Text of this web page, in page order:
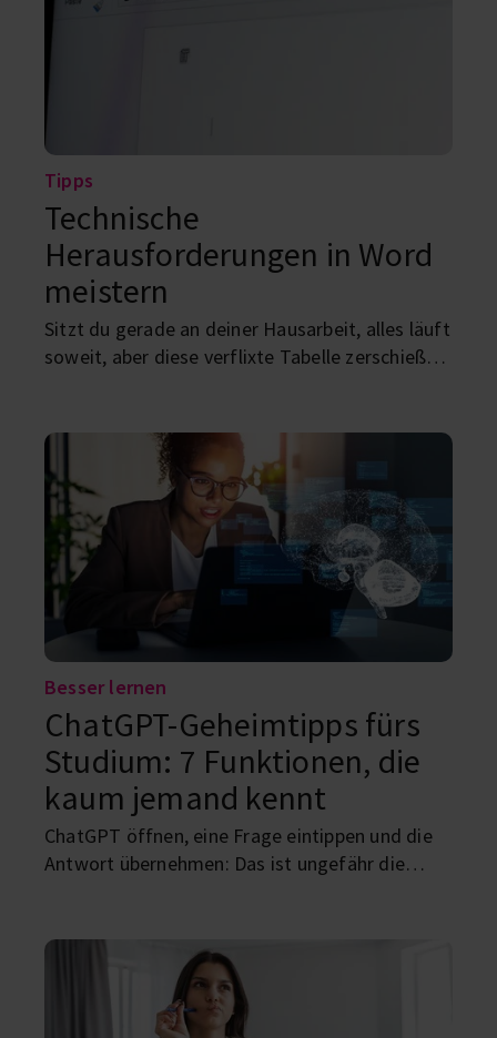
Tipps
Technische
Herausforderungen in Word
meistern
Sitzt du gerade an deiner Hausarbeit, alles läuft
soweit, aber diese verflixte Tabelle zerschießt
Besser lernen
ChatGPT-Geheimtipps fürs
Studium: 7 Funktionen, die
kaum jemand kennt
ChatGPT öffnen, eine Frage eintippen und die
Antwort übernehmen: Das ist ungefähr die
dich abfragen lassen, mündliche Prüfungen
simulieren, Dokumente vergleichen oder
Datensätze untersuchen kannst. Hier kommen
sieben ChatGPT-Geheimtipps für Studierende,